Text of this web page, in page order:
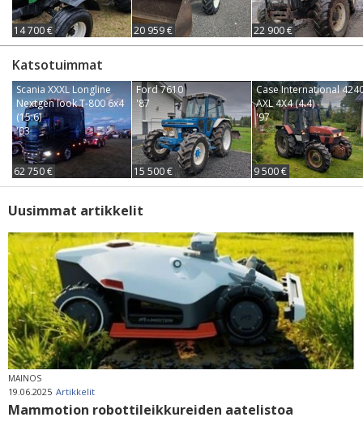
14 700 € 20 959 € 22 900 €
Katsotuimmat
Scania XXXL Longline
Nextgen look T-800 6x4
(15.6)
'03
62 750 €
Ford 7610
'87
15 500 €
Case International
AXL 4X4 (4.4)
'97
9 500 €
Uusimmat artikkelit
MAINOS
19.06.2025 Artikkelit
Mammotion robottileikkureiden aatelistoa